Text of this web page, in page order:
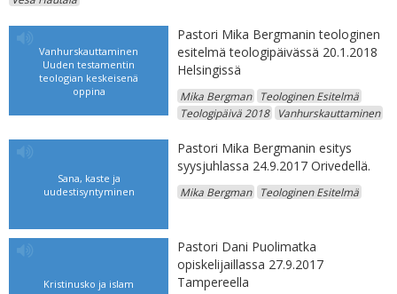
Vanhurskauttaminen
Uuden testamentin
teologian keskeisenä
oppina
Pastori Mika Bergmanin teologinen
esitelmä teologipäivässä 20.1.2018
Helsingissä
Mika Bergman
Teologinen Esitelmä
Teologipäivä 2018
Vanhurskauttaminen
Sana, kaste ja
uudestisyntyminen
Pastori Mika Bergmanin esitys
syysjuhlassa 24.9.2017 Orivedellä.
Mika Bergman Teologinen Esitelmä
Kristinusko ja islam
Pastori Dani Puolimatka
opiskelijaillassa 27.9.2017
Tampereella